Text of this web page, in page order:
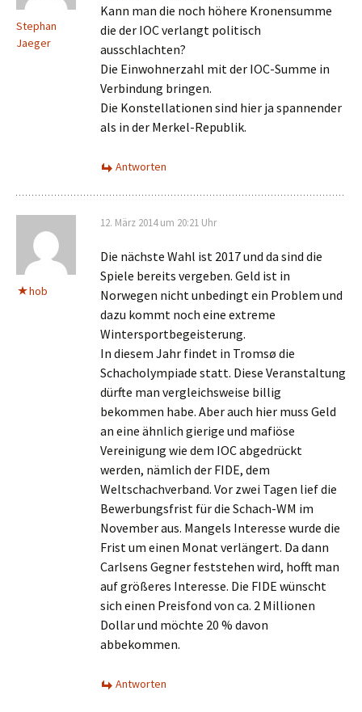
Stephan
Jaeger
Kann man die noch höhere Kronensumme
die der IOC verlangt politisch
ausschlachten?
Die Einwohnerzahl mit der IOC-Summe in
Verbindung bringen.
Die Konstellationen sind hier ja spannender
als in der Merkel-Republik.
Antworten
hob
12. März 2014 um 20:21 Uhr
Die nächste Wahl ist 2017 und da sind die
Spiele bereits vergeben. Geld ist in
Norwegen nicht unbedingt ein Problem und
dazu kommt noch eine extreme
Wintersportbegeisterung.
In diesem Jahr findet in Tromsø die
Schacholympiade statt. Diese Veranstaltung
dürfte man vergleichsweise billig
bekommen habe. Aber auch hier muss Geld
an eine ähnlich gierige und mafiöse
Vereinigung wie dem IOC abgedrückt
werden, nämlich der FIDE, dem
Weltschachverband. Vor zwei Tagen lief die
Bewerbungsfrist für die Schach-WM im
November aus. Mangels Interesse wurde die
Frist um einen Monat verlängert. Da dann
Carlsens Gegner feststehen wird, hofft man
auf größeres Interesse. Die FIDE wünscht
sich einen Preisfond von ca. 2 Millionen
Dollar und möchte 20 % davon
abbekommen.
Antworten